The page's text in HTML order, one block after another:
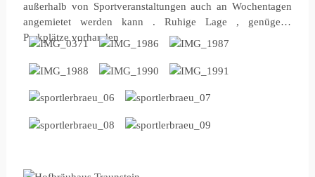
außerhalb von Sportveranstaltungen auch an Wochentagen
angemietet werden kann . Ruhige Lage , genügend
Parkplätze vorhanden